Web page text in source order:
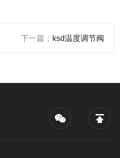
下一篇： ksd温度调节阀